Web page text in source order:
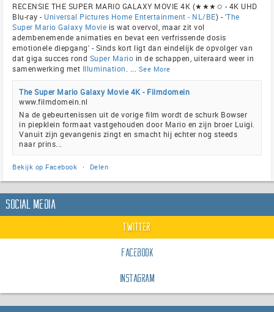
RECENSIE THE SUPER MARIO GALAXY MOVIE 4K (★★★✩ - 4K UHD
Blu-ray - Universal Pictures Home Entertainment - NL/BE) - 'The
Super Mario Galaxy Movie is wat overvol, maar zit vol
adembenemende animaties en bevat een verfrissende dosis
emotionele diepgang' - Sinds kort ligt dan eindelijk de opvolger van
dat giga succes rond Super Mario in de schappen, uiteraard weer in
samenwerking met Illumination See More
The Super Mario Galaxy Movie 4K - Filmdomein
www.filmdomein.nl
Na de gebeurtenissen uit de vorige film wordt de schurk Bowser
in piepklein formaat vastgehouden door Mario en zijn broer Luigi.
Vanuit zijn gevangenis zingt en smacht hij echter nog steeds
naar prins...
Bekijk op Facebook · Delen
Social Media
Twitter
Facebook
Instagram